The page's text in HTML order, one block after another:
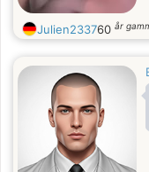
Julien233760 år